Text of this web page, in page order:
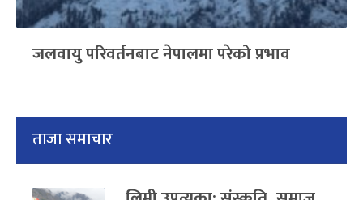
जलवायु परिवर्तनबाट नेपालमा परेको प्रभाव
ताजा समाचार